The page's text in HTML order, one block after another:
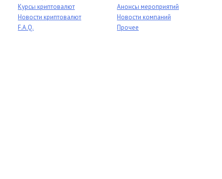
Курсы криптовалют
Новости криптовалют
F.A.Q.
Анонсы мероприятий
Новости компаний
Прочее